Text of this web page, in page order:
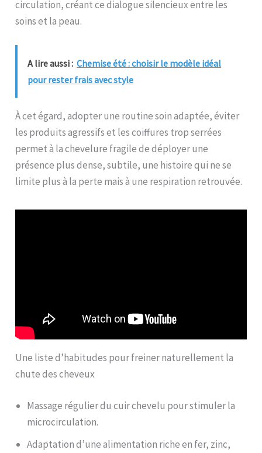
circulation, créant ce dialogue silencieux entre les
soins et la peau.
A lire aussi : Chemise été : choisir le modèle idéal
pour rester frais avec style
À cet égard, adopter une routine soin adaptée, éviter
les produits agressifs et les coiffures trop serrées
permet à la chevelure fragile de déployer une
présence plus dense, subtile, une histoire qui ne se
limite plus à la perte mais à une respiration retrouvée.
Une liste d’habitudes pour freiner naturellement la
chute des cheveux
Massage régulier du cuir chevelu pour stimuler la
microcirculation.
Adaptation d’une alimentation riche en fer, zinc,